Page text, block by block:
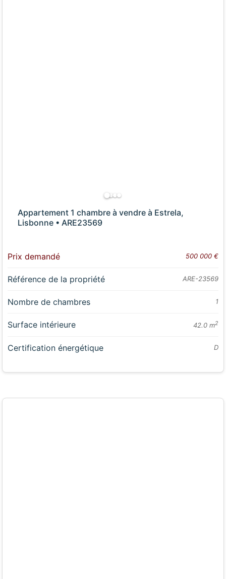
Appartement 1 chambre à vendre à Estrela,
Lisbonne • ARE23569
Prix demandé 500 000 €
Référence de la propriété ARE-23569
Nombre de chambres 1
Surface intérieure 42.0 m2
Certification énergétique D